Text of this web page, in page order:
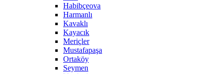
Habibçeova
Harmanlı
Kavaklı
Kayacık
Meriçler
Mustafapaşa
Ortaköy
Seymen